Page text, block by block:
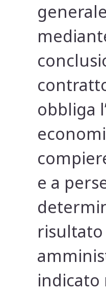
obbliga
e a
risultato
indicato